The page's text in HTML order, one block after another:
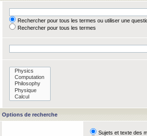
Rechercher pour tous les termes ou utiliser une
Rechercher pour tous les termes
Options de recherche
Sujets et texte des